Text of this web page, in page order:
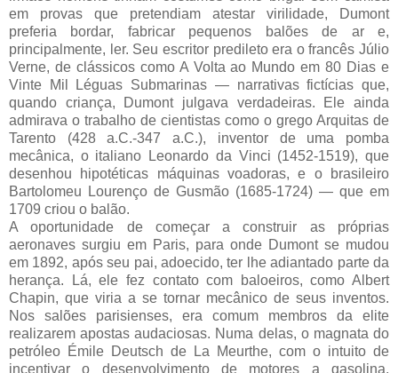
em provas que pretendiam atestar virilidade, Dumont
preferia bordar, fabricar pequenos balões de ar e,
principalmente, ler. Seu escritor predileto era o francês Júlio
Verne, de clássicos como A Volta ao Mundo em 80 Dias e
Vinte Mil Léguas Submarinas — narrativas fictícias que,
quando criança, Dumont julgava verdadeiras. Ele ainda
admirava o trabalho de cientistas como o grego Arquitas de
Tarento (428 a.C.-347 a.C.), inventor de uma pomba
mecânica, o italiano Leonardo da Vinci (1452-1519), que
desenhou hipotéticas máquinas voadoras, e o brasileiro
Bartolomeu Lourenço de Gusmão (1685-1724) — que em
1709 criou o balão.
A oportunidade de começar a construir as próprias
aeronaves surgiu em Paris, para onde Dumont se mudou
em 1892, após seu pai, adoecido, ter lhe adiantado parte da
herança. Lá, ele fez contato com baloeiros, como Albert
Chapin, que viria a se tornar mecânico de seus inventos.
Nos salões parisienses, era comum membros da elite
realizarem apostas audaciosas. Numa delas, o magnata do
petróleo Émile Deutsch de La Meurthe, com o intuito de
incentivar o desenvolvimento de motores a gasolina,